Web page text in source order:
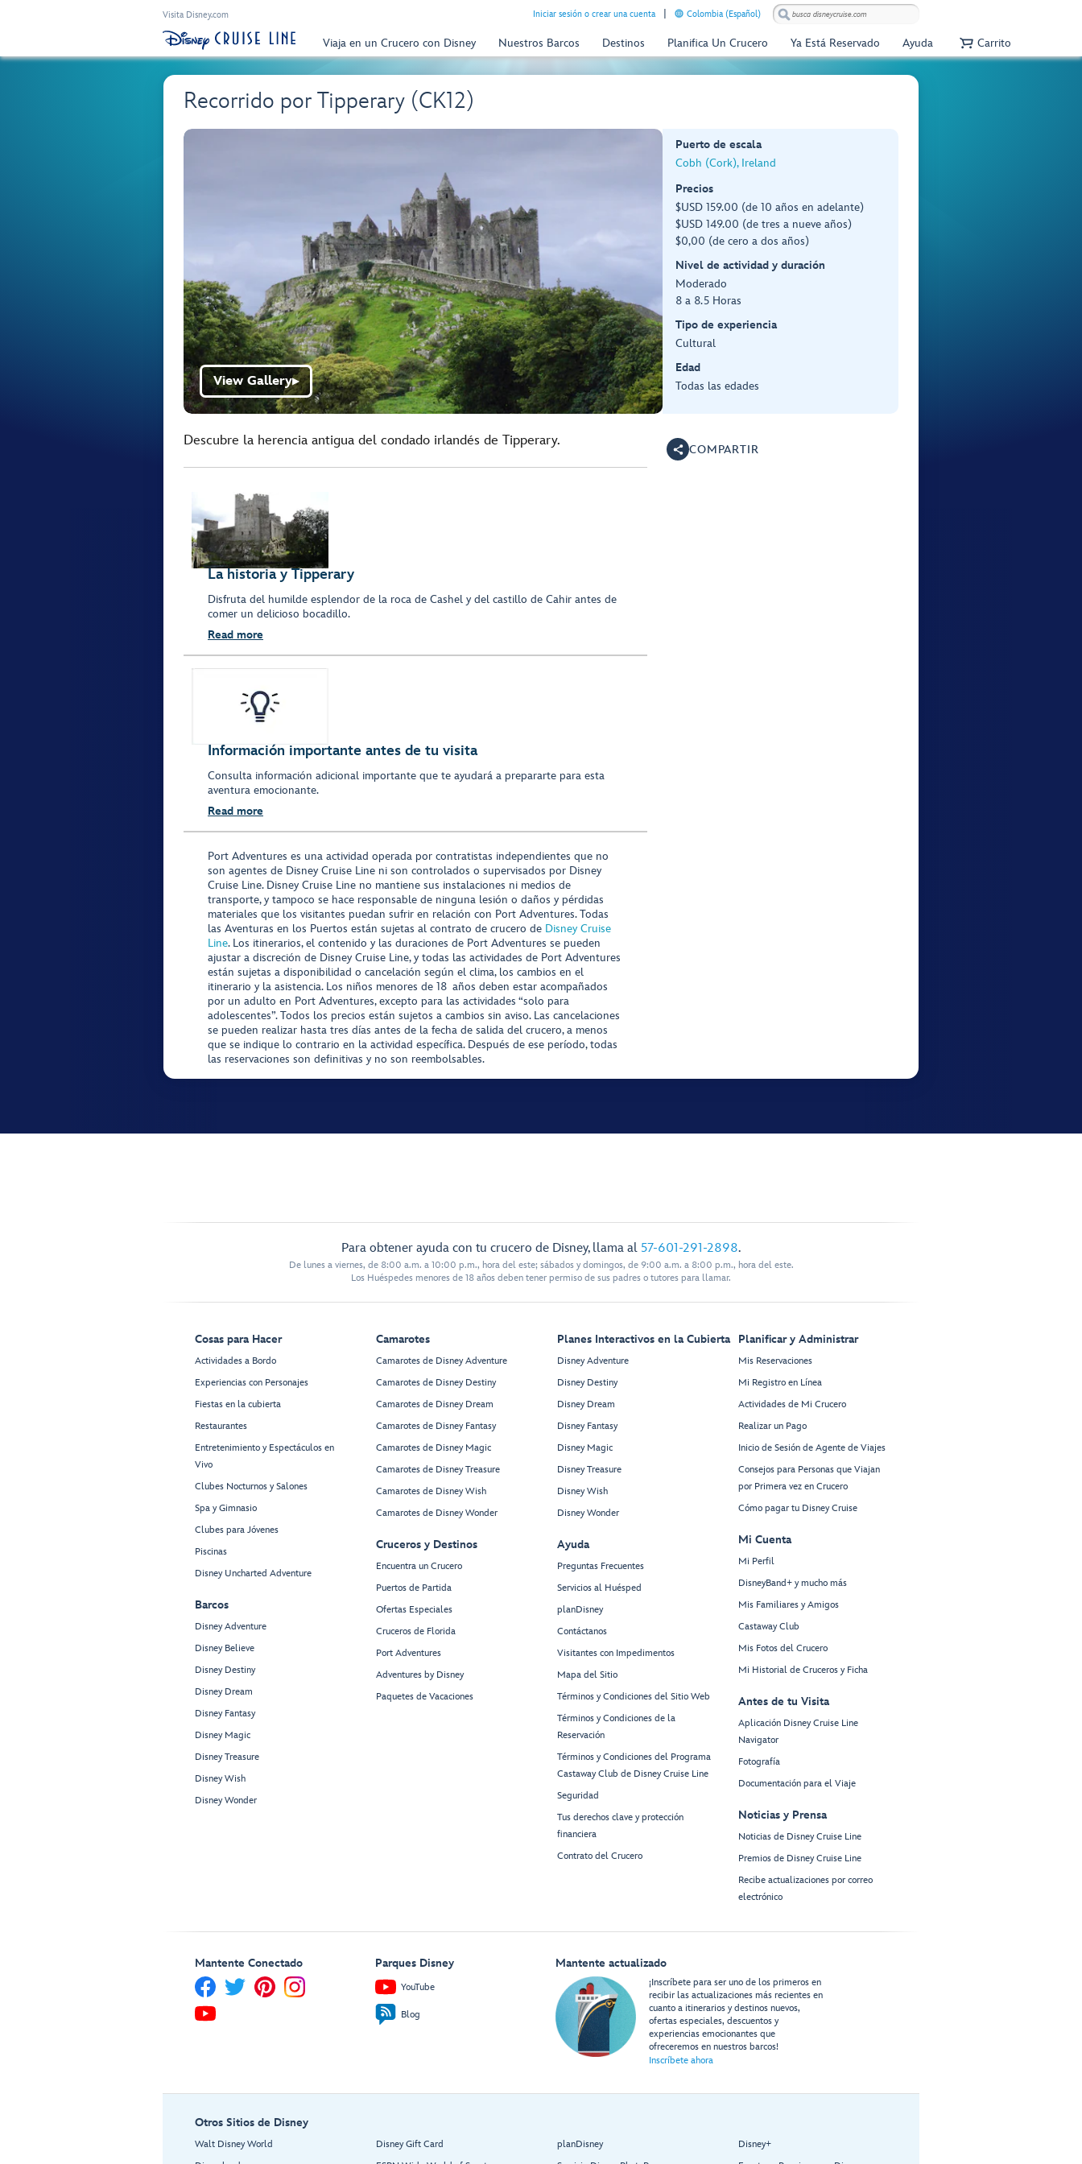
Visita Disney.com Iniciar sesión o crear una cuenta Colombia (Español)
Viaja en un Crucero con Disney Nuestros Barcos Destinos Planifica Un Crucero Ya Está Reservado Ayuda Carrito
Recorrido por Tipperary (CK12)
View Gallery▶
Puerto de escala
Cobh (Cork), Ireland
Precios
$USD 159.00 (de 10 años en adelante)
$USD 149.00 (de tres a nueve años)
$0,00 (de cero a dos años)
Nivel de actividad y duración
Moderado
8 a 8.5 Horas
Tipo de experiencia
Cultural
Edad
Todas las edades
Descubre la herencia antigua del condado irlandés de Tipperary.
La historia y Tipperary
Disfruta del humilde esplendor de la roca de Cashel y del castillo de Cahir antes de
comer un delicioso bocadillo.
Read more
Información importante antes de tu visita
Consulta información adicional importante que te ayudará a prepararte para esta
aventura emocionante.
Read more
Port Adventures es una actividad operada por contratistas independientes que no
son agentes de Disney Cruise Line ni son controlados o supervisados por Disney
Cruise Line. Disney Cruise Line no mantiene sus instalaciones ni medios de
transporte, y tampoco se hace responsable de ninguna lesión o daños y pérdidas
materiales que los visitantes puedan sufrir en relación con Port Adventures. Todas
las Aventuras en los Puertos están sujetas al contrato de crucero de Disney Cruise
Line. Los itinerarios, el contenido y las duraciones de Port Adventures se pueden
ajustar a discreción de Disney Cruise Line, y todas las actividades de Port Adventures
están sujetas a disponibilidad o cancelación según el clima, los cambios en el
itinerario y la asistencia. Los niños menores de 18 años deben estar acompañados
por un adulto en Port Adventures, excepto para las actividades “solo para
adolescentes”. Todos los precios están sujetos a cambios sin aviso. Las cancelaciones
se pueden realizar hasta tres días antes de la fecha de salida del crucero, a menos
que se indique lo contrario en la actividad específica. Después de ese período, todas
las reservaciones son definitivas y no son reembolsables.
COMPARTIR
Para obtener ayuda con tu crucero de Disney, llama al 57-601-291-2898.
De lunes a viernes, de 8:00 a.m. a 10:00 p.m., hora del este; sábados y domingos, de 9:00 a.m. a 8:00 p.m., hora del este.
Los Huéspedes menores de 18 años deben tener permiso de sus padres o tutores para llamar.
Cosas para Hacer
Actividades a Bordo
Experiencias con Personajes
Fiestas en la cubierta
Restaurantes
Entretenimiento y Espectáculos en
Vivo
Clubes Nocturnos y Salones
Spa y Gimnasio
Clubes para Jóvenes
Piscinas
Disney Uncharted Adventure
Barcos
Disney Adventure
Disney Believe
Disney Destiny
Disney Dream
Disney Fantasy
Disney Magic
Disney Treasure
Disney Wish
Disney Wonder
Camarotes
Camarotes de Disney Adventure
Camarotes de Disney Destiny
Camarotes de Disney Dream
Camarotes de Disney Fantasy
Camarotes de Disney Magic
Camarotes de Disney Treasure
Camarotes de Disney Wish
Camarotes de Disney Wonder
Cruceros y Destinos
Encuentra un Crucero
Puertos de Partida
Ofertas Especiales
Cruceros de Florida
Port Adventures
Adventures by Disney
Paquetes de Vacaciones
Planes Interactivos en la Cubierta
Disney Adventure
Disney Destiny
Disney Dream
Disney Fantasy
Disney Magic
Disney Treasure
Disney Wish
Disney Wonder
Ayuda
Preguntas Frecuentes
Servicios al Huésped
planDisney
Contáctanos
Visitantes con Impedimentos
Mapa del Sitio
Términos y Condiciones del Sitio Web
Términos y Condiciones de la
Reservación
Términos y Condiciones del Programa
Castaway Club de Disney Cruise Line
Seguridad
Tus derechos clave y protección
financiera
Contrato del Crucero
Planificar y Administrar
Mis Reservaciones
Mi Registro en Línea
Actividades de Mi Crucero
Realizar un Pago
Inicio de Sesión de Agente de Viajes
Consejos para Personas que Viajan
por Primera vez en Crucero
Cómo pagar tu Disney Cruise
Mi Cuenta
Mi Perfil
DisneyBand+ y mucho más
Mis Familiares y Amigos
Castaway Club
Mis Fotos del Crucero
Mi Historial de Cruceros y Ficha
Antes de tu Visita
Aplicación Disney Cruise Line
Navigator
Fotografía
Documentación para el Viaje
Noticias y Prensa
Noticias de Disney Cruise Line
Premios de Disney Cruise Line
Recibe actualizaciones por correo
electrónico
Mantente Conectado Parques Disney
YouTube
Blog
Mantente actualizado
¡Inscríbete para ser uno de los primeros en
recibir las actualizaciones más recientes en
cuanto a itinerarios y destinos nuevos,
ofertas especiales, descuentos y
experiencias emocionantes que
ofreceremos en nuestros barcos!
Inscríbete ahora
Otros Sitios de Disney
Walt Disney World
Disney Gift Card
planDisney
Disney+